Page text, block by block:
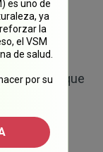
en el
varios
ya que
el
es uno de
ya
la
el VSM
de salud.
por su